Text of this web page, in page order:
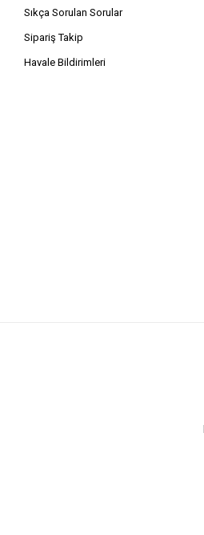
Sıkça Sorulan Sorular
Sipariş Takip
Havale Bildirimleri